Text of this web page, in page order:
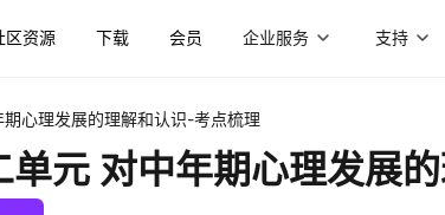
区资源 下载 会员 企业服务 支持
心理发展的理解和认识-考点梳理
元 对中年期心理发展